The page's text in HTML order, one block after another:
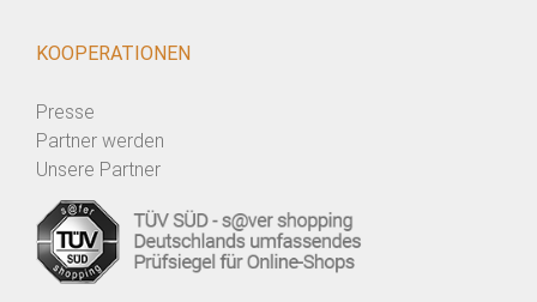
KOOPERATIONEN
Presse
Partner werden
Unsere Partner